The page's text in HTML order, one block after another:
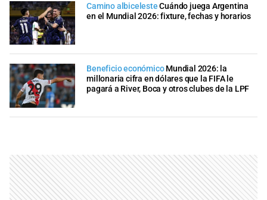
Camino albiceleste Cuándo juega Argentina
en el Mundial 2026: fixture, fechas y horarios
Beneficio económico Mundial 2026: la
millonaria cifra en dólares que la FIFA le
pagará a River, Boca y otros clubes de la LPF